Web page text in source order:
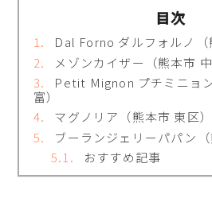
目次
Dal Forno ダルフォルノ（
メゾンカイザー（熊本市 中
Petit Mignon プチミニョ
富）
マグノリア（熊本市 東区）
ブーランジェリーパパン（
おすすめ記事